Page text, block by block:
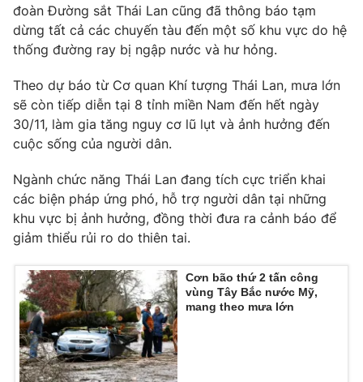
VTV Money VTV Thể thao
Thị trường 24h Tấm lòng Việt
VTV9 VTV8
Liên hệ tòa soạn English
THỜI BÁO VTV
đoàn Đường sắt Thái Lan cũng đã thông báo tạm
dừng tất cả các chuyến tàu đến một số khu vực do hệ
thống đường ray bị ngập nước và hư hỏng.
Theo dự báo từ Cơ quan Khí tượng Thái Lan, mưa lớn
sẽ còn tiếp diễn tại 8 tỉnh miền Nam đến hết ngày
30/11, làm gia tăng nguy cơ lũ lụt và ảnh hưởng đến
cuộc sống của người dân.
Ngành chức năng Thái Lan đang tích cực triển khai
các biện pháp ứng phó, hỗ trợ người dân tại những
khu vực bị ảnh hưởng, đồng thời đưa ra cảnh báo để
giảm thiểu rủi ro do thiên tai.
Cơn bão thứ 2 tấn công
vùng Tây Bắc nước Mỹ,
mang theo mưa lớn